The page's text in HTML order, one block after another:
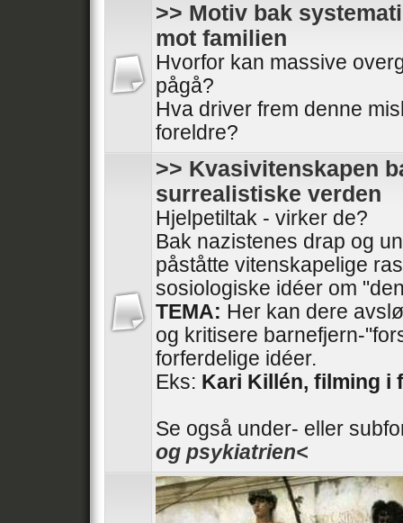
>> Motiv bak
mot familien
Hvorfor kan massive
pågå?
Hva driver frem denne
foreldre?
>> Kvasivitenskapen
surrealistiske verden
Hjelpetiltak - virker de?
Bak nazistenes drap og
påståtte vitenskapelige
sosiologiske idéer om
TEMA: Her kan dere
og kritisere barnefjern-
forferdelige idéer.
Eks: Kari Killén, filming i
Se også under- eller
og psykiatrien<